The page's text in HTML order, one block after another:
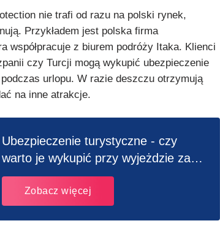
nie trafi od razu na polski rynek,
Przykładem jest polska firma
współpracuje z biurem podróży Itaka. Klienci
czy Turcji mogą wykupić ubezpieczenie
urlopu. W razie deszczu otrzymują
na inne atrakcje.
Ubezpieczenie turystyczne - czy
warto je wykupić przy wyjeżdzie za
granicę?
Zobacz więcej